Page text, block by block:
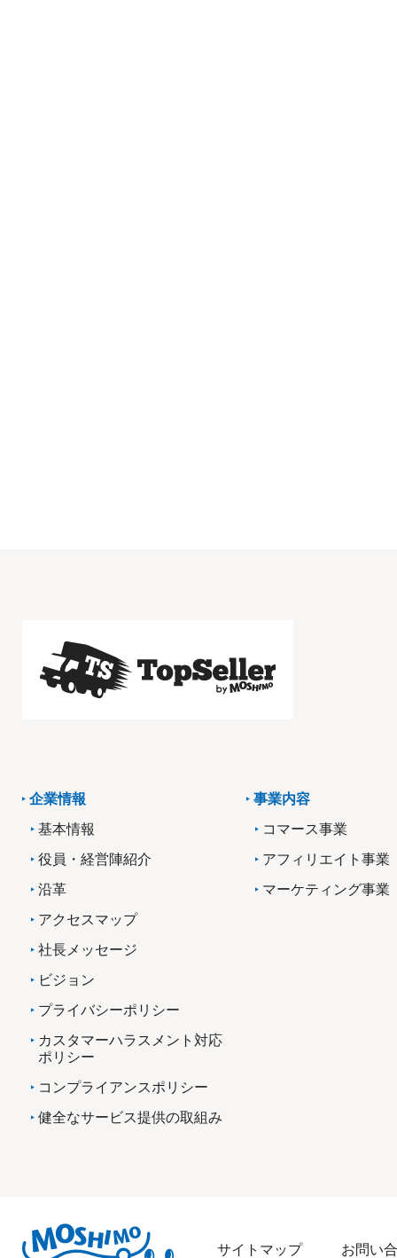
企業情報
基本情報
役員・経営陣紹介
沿革
アクセスマップ
社長メッセージ
ビジョン
プライバシーポリシー
カスタマーハラスメント対応
ポリシー
コンプライアンスポリシー
健全なサービス提供の取組み
事業内容
コマース事業
アフィリエイト事業
マーケティング事業
サイトマップ お問い